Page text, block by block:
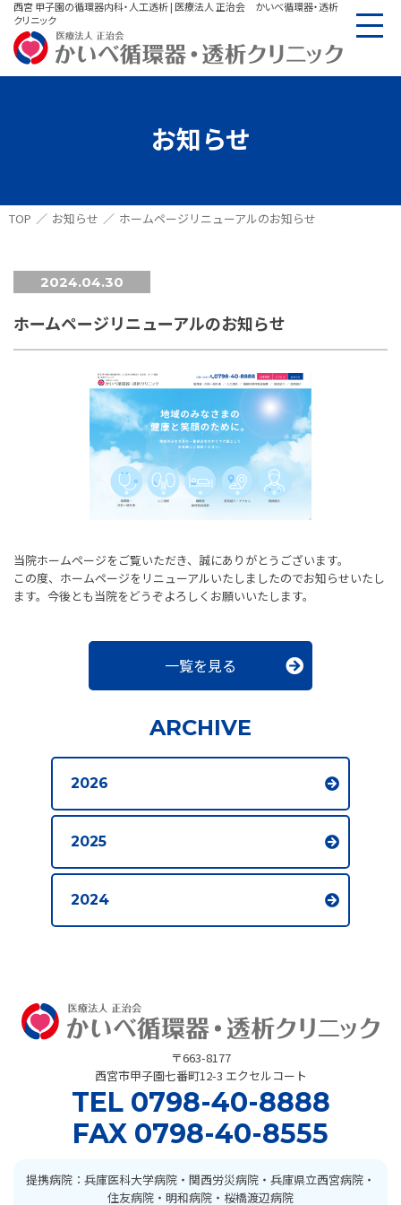
西宮 甲子園の循環器内科・人工透析 | 医療法人 正治会 かいべ循環器・透析
クリニック
お知らせ
TOP お知らせ ホームページリニューアルのお知らせ
2024.04.30
ホームページリニューアルのお知らせ
当院ホームページをご覧いただき、誠にありがとうございます。
この度、ホームページをリニューアルいたしましたのでお知らせいたし
ます。今後とも当院をどうぞよろしくお願いいたします。
一覧を見る
ARCHIVE
2026
2025
2024
〒663-8177
西宮市甲子園七番町12-3 エクセルコート
TEL 0798-40-8888
FAX 0798-40-8555
提携病院：兵庫医科大学病院・関西労災病院・兵庫県立西宮病院・
住友病院・明和病院・桜橋渡辺病院